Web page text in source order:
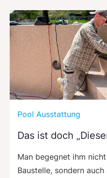
Pool Ausstattung
Das ist doch
Man begegnet ihm
Baustelle, sondern